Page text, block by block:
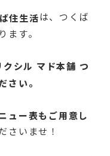
住生活は、つくば
ます。
シル マド本舗 つ
さい。
ュー表もご用意し
さいませ！